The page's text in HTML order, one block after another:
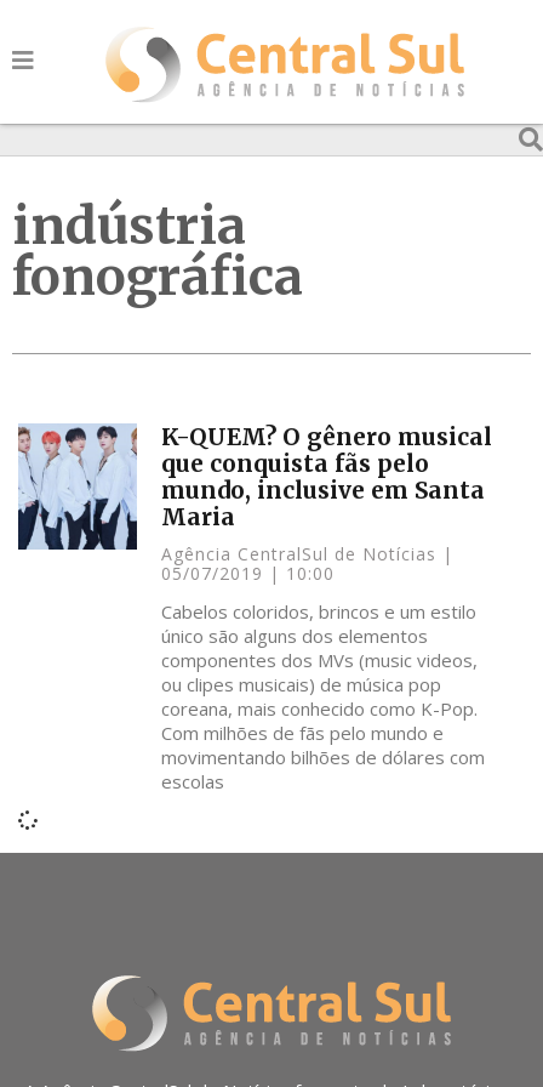
indústria
fonográfica
K-QUEM? O gênero musical
que conquista fãs pelo
mundo, inclusive em Santa
Maria
Agência CentralSul de Notícias
05/07/2019
10:00
Cabelos coloridos, brincos e um estilo
único são alguns dos elementos
componentes dos MVs (music videos,
ou clipes musicais) de música pop
coreana, mais conhecido como K-Pop.
Com milhões de fãs pelo mundo e
movimentando bilhões de dólares com
escolas